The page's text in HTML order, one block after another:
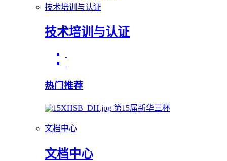
技术培训与认证
技术培训与认证
热门推荐
第15届新华三杯
文档中心
文档中心